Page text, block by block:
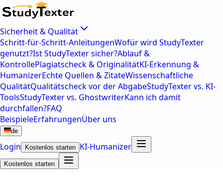
Sicherheit & Qualität
Schritt-für-Schritt-AnleitungenWofür wird StudyTexter
genutzt?Ist StudyTexter sicher?Ablauf &
KontrollePlagiatscheck & OriginalitätKI-Erkennung &
HumanizerEchte Quellen & ZitateWissenschaftliche
QualitätQualitätscheck vor der AbgabeStudyTexter vs. KI-
ToolsStudyTexter vs. GhostwriterKann ich damit
durchfallen?FAQ
BeispieleErfahrungenÜber uns
de
Login Kostenlos starten KI-Humanizer
Kostenlos starten